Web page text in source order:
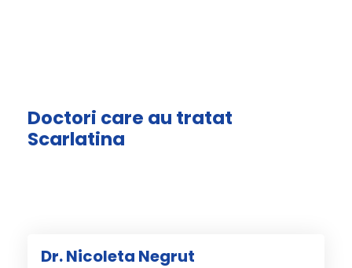
Doctori care au tratat
Scarlatina
Dr. Nicoleta Negrut